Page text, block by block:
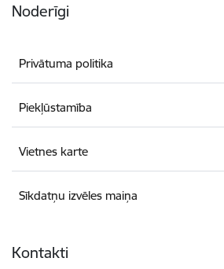
Noderīgi
Privātuma politika
Piekļūstamība
Vietnes karte
Sīkdatņu izvēles maiņa
Kontakti